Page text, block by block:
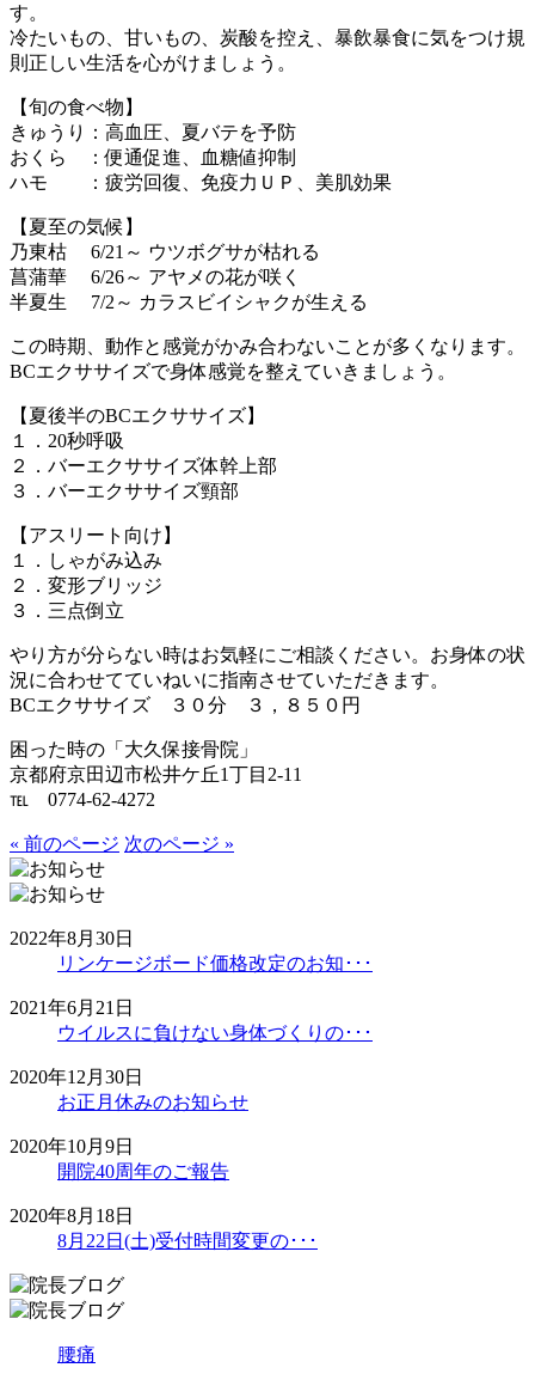
す。
冷たいもの、甘いもの、炭酸を控え、暴飲暴食に気をつけ規
則正しい生活を心がけましょう。
【旬の食べ物】
きゅうり：高血圧、夏バテを予防
おくら ：便通促進、血糖値抑制
ハモ ：疲労回復、免疫力ＵＰ、美肌効果
【夏至の気候】
乃東枯 6/21～ ウツボグサが枯れる
菖蒲華 6/26～ アヤメの花が咲く
半夏生 7/2～ カラスビイシャクが生える
この時期、動作と感覚がかみ合わないことが多くなります。
BCエクササイズで身体感覚を整えていきましょう。
【夏後半のBCエクササイズ】
１．20秒呼吸
２．バーエクササイズ体幹上部
３．バーエクササイズ頸部
【アスリート向け】
１．しゃがみ込み
２．変形ブリッジ
３．三点倒立
やり方が分らない時はお気軽にご相談ください。お身体の状
況に合わせてていねいに指南させていただきます。
BCエクササイズ ３０分 ３，８５０円
困った時の「大久保接骨院」
京都府京田辺市松井ケ丘1丁目2-11
℡ 0774-62-4272
« 前のページ 次のページ »
2022年8月30日
リンケージボード価格改定のお知･･･
2021年6月21日
ウイルスに負けない身体づくりの･･･
2020年12月30日
お正月休みのお知らせ
2020年10月9日
開院40周年のご報告
2020年8月18日
8月22日(土)受付時間変更の･･･
腰痛